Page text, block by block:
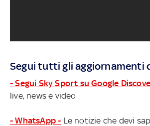
Segui tutti gli aggiornamenti
- Segui Sky Sport su Google
live, news e video
- WhatsApp - Le notizie che devi